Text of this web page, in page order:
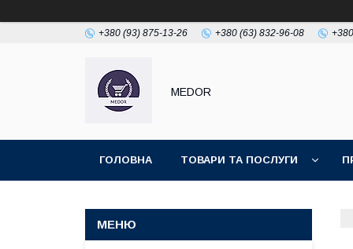
+380 (93) 875-13-26 +380 (63) 832-96-08
MEDOR
ГОЛОВНА ТОВАРИ ТА ПОСЛУГИ